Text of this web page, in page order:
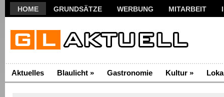
HOME GRUNDSÄTZE WERBUNG MITARBEIT
Aktuelles Blaulicht » Gastronomie Kultur »